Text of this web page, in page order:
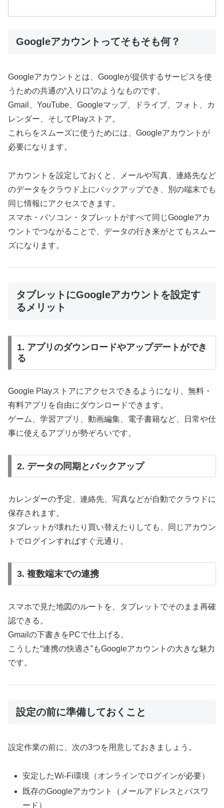
Googleアカウントってそもそも何？
Googleアカウントとは、Googleが提供するサービスを使
うための共通の“入り口”のようなものです。
Gmail、YouTube、Googleマップ、ドライブ、フォト、カ
レンダー、そしてPlayストア。
これらをスムーズに使うためには、Googleアカウントが
必要になります。
アカウントを設定しておくと、メールや写真、連絡先など
のデータをクラウド上にバックアップでき、別の端末でも
同じ情報にアクセスできます。
スマホ・パソコン・タブレットがすべて同じGoogleアカ
ウントでつながることで、データの行き来がとてもスムー
ズになります。
タブレットにGoogleアカウントを設定す
るメリット
1. アプリのダウンロードやアップデートができ
る
Google Playストアにアクセスできるようになり、無料・
有料アプリを自由にダウンロードできます。
ゲーム、学習アプリ、動画編集、電子書籍など、日常や仕
事に使えるアプリが勢ぞろいです。
2. データの同期とバックアップ
カレンダーの予定、連絡先、写真などが自動でクラウドに
保存されます。
タブレットが壊れたり買い替えたりしても、同じアカウン
トでログインすればすぐ元通り。
3. 複数端末での連携
スマホで見た地図のルートを、タブレットでそのまま再確
認できる。
Gmailの下書きをPCで仕上げる。
こうした“連携の快適さ”もGoogleアカウントの大きな魅力
です。
設定の前に準備しておくこと
設定作業の前に、次の3つを用意しておきましょう。
安定したWi-Fi環境（オンラインでログインが必要）
既存のGoogleアカウント（メールアドレスとパスワ
ード）